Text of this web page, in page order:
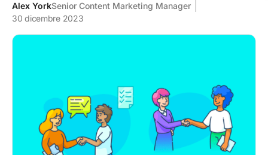
Alex YorkSenior Content Marketing Manager
30 dicembre 2023